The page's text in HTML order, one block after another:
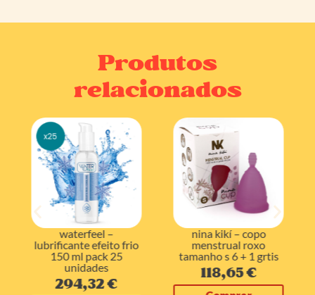
Produtos
relacionados
waterfeel –
lubrificante efeito frio
150 ml pack 25
unidades
294,32€
nina kikí – copo
menstrual roxo
tamanho s 6 + 1 grtis
118,65€